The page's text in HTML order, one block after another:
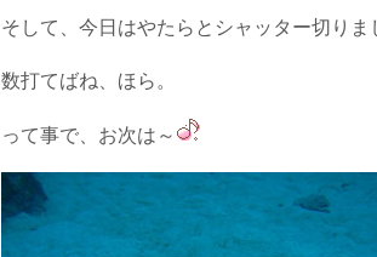
そして、今日はやたらとシャッター切りま
数打てばね、ほら。
って事で、お次は～